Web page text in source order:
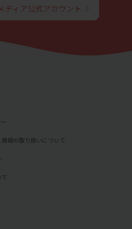
ディア公式アカウント
報の取り扱いについて